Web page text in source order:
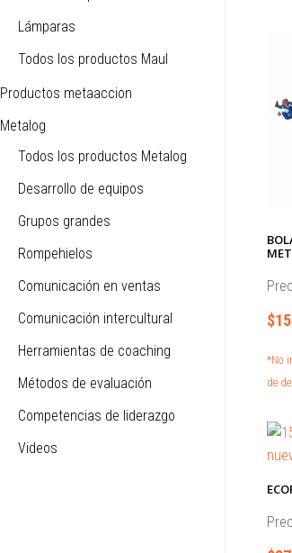
*No
de
Lámparas
Todos los productos Maul
Productos metaaccion
Metalog
Todos los productos Metalog
Desarrollo de equipos
Grupos grandes
Rompehielos
Comunicación en ventas
Comunicación intercultural
Herramientas de coaching
Métodos de evaluación
Competencias de liderazgo
Videos